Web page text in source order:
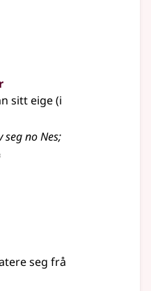
sitt eige (i
seg no Nes;
seg frå